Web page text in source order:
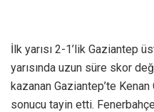
İlk yarısı 2-1’lik Gaziantep
yarısında uzun süre skor
kazanan Gaziantep’te
sonucu tayin etti.